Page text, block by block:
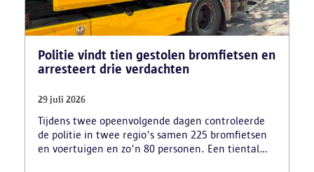
Politie vindt tien gestolen bromfietsen en
arresteert drie verdachten
29 juli 2026
Tijdens twee opeenvolgende dagen controleerde
de politie in twee regio's samen 225 bromfietsen
en voertuigen en zo'n 80 personen. Een tiental